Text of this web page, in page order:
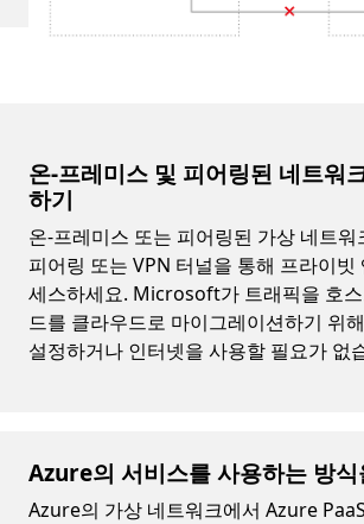
온-프레미스 및 피어링된 네트워
하기
온-프레미스 또는 피어링된 가상 네트워
피어링 또는 VPN 터널을 통해 프라이빗
세스하세요. Microsoft가 트래픽을 호
드를 클라우드로 마이그레이션하기 위
설정하거나 인터넷을 사용할 필요가 없
Azure의 서비스를 사용하는 방
Azure의 가상 네트워크에서 Azure